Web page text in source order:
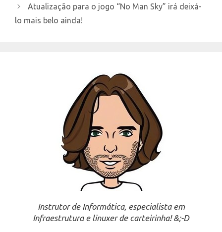
Atualização para o jogo “No Man Sky” irá deixá-
lo mais belo ainda!
Instrutor de Informática, especialista em
Infraestrutura e linuxer de carteirinha! &;-D